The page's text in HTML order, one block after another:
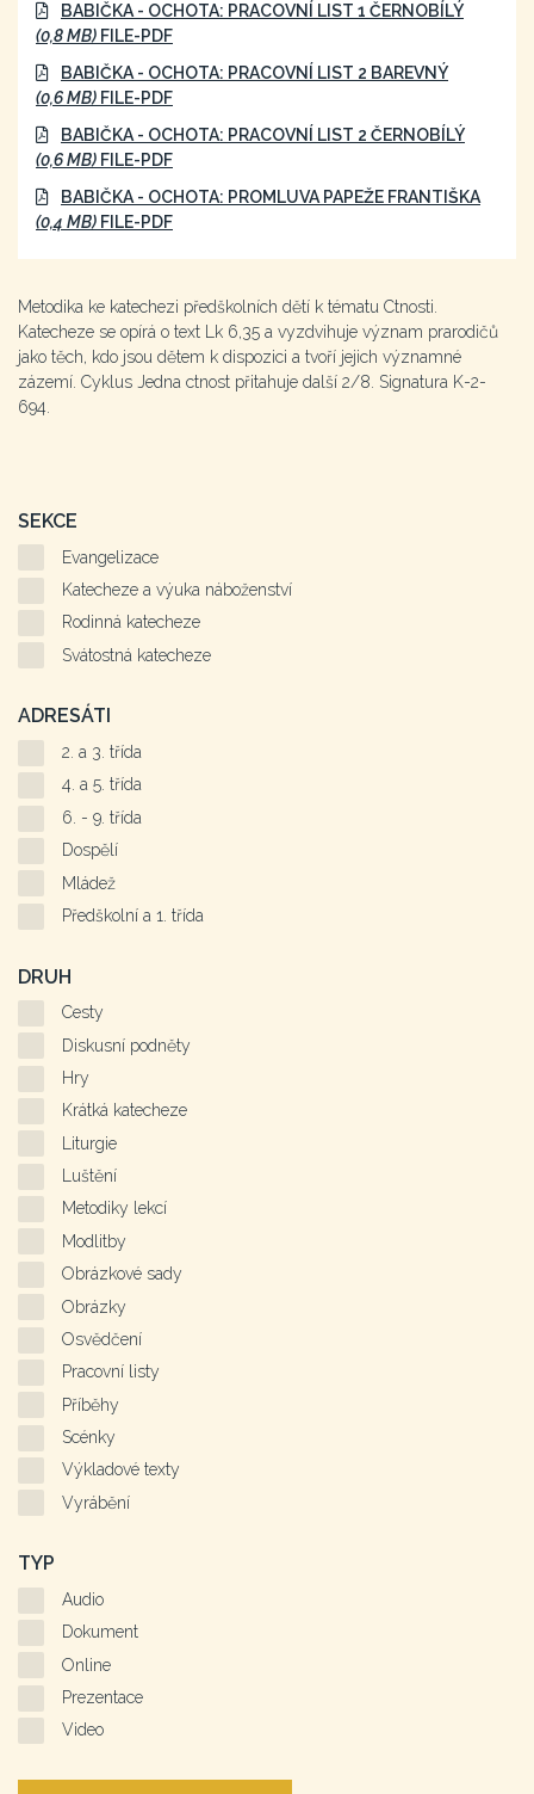
BABIČKA - OCHOTA: PRACOVNÍ LIST 1 ČERNOBÍLÝ
(0,8 MB) FILE-PDF
BABIČKA - OCHOTA: PRACOVNÍ LIST 2 BAREVNÝ
(0,6 MB) FILE-PDF
BABIČKA - OCHOTA: PRACOVNÍ LIST 2 ČERNOBÍLÝ
(0,6 MB) FILE-PDF
BABIČKA - OCHOTA: PROMLUVA PAPEŽE FRANTIŠKA
(0,4 MB) FILE-PDF
Metodika ke katechezi předškolních dětí k tématu Ctnosti.
Katecheze se opírá o text Lk 6,35 a vyzdvihuje význam prarodičů
jako těch, kdo jsou dětem k dispozici a tvoří jejich významné
zázemí. Cyklus Jedna ctnost přitahuje další 2/8. Signatura K-2-
694.
SEKCE
Evangelizace
Katecheze a výuka náboženství
Rodinná katecheze
Svátostná katecheze
ADRESÁTI
2. a 3. třída
4. a 5. třída
6. - 9. třída
Dospělí
Mládež
Předškolní a 1. třída
DRUH
Cesty
Diskusní podněty
Hry
Krátká katecheze
Liturgie
Luštění
Metodiky lekcí
Modlitby
Obrázkové sady
Obrázky
Osvědčení
Pracovní listy
Příběhy
Scénky
Výkladové texty
Vyrábění
TYP
Audio
Dokument
Online
Prezentace
Video